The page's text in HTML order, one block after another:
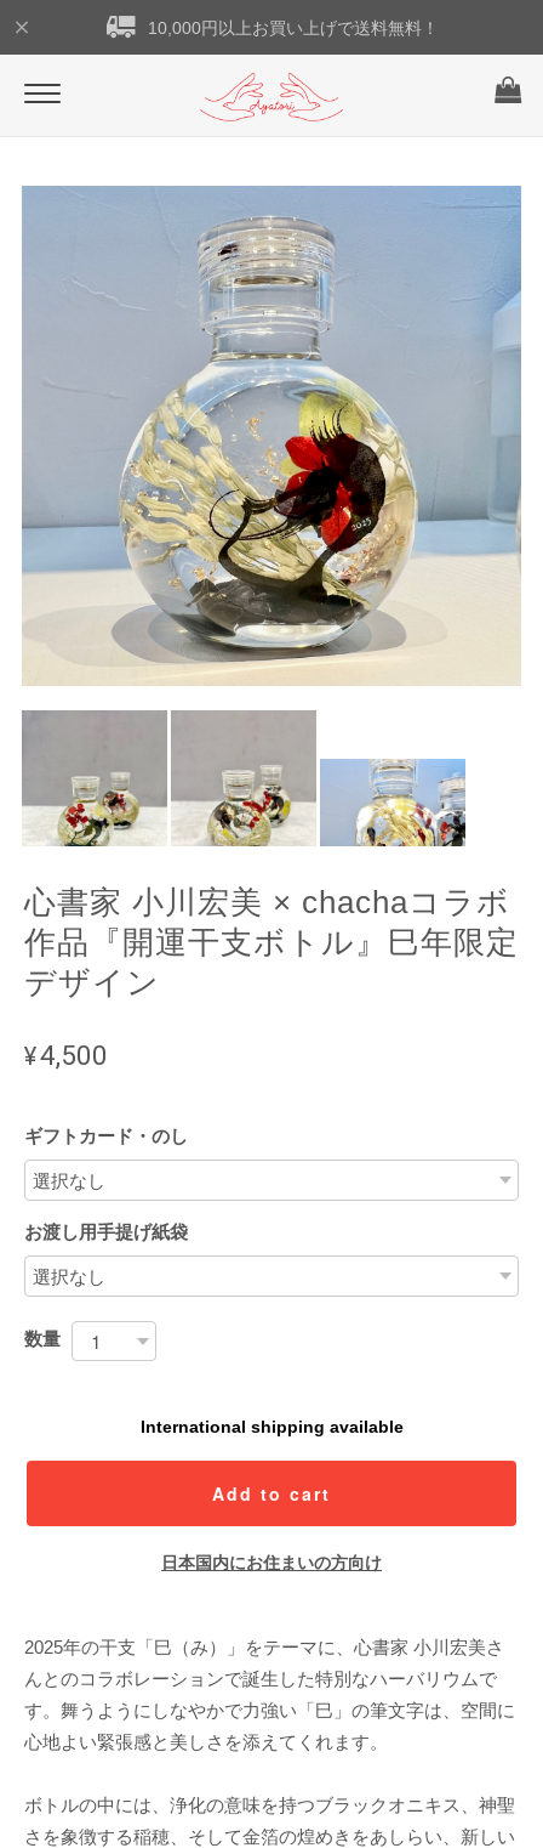
10,000円以上お買い上げで送料無料！
心書家 小川宏美 × chachaコラボ
作品『開運干支ボトル』巳年限定
デザイン
¥4,500
ギフトカード・のし
お渡し用手提げ紙袋
数量
International shipping available
Add to cart
日本国内にお住まいの方向け
2025年の干支「巳（み）」をテーマに、心書家 小川宏美さ
んとのコラボレーションで誕生した特別なハーバリウムで
す。舞うようにしなやかで力強い「巳」の筆文字は、空間に
心地よい緊張感と美しさを添えてくれます。
ボトルの中には、浄化の意味を持つブラックオニキス、神聖
さを象徴する稲穂、そして金箔の煌めきをあしらい、新しい